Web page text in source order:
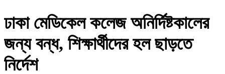
ঢাকা মেডিকেল কলেজ অনির্দিষ্টকালের
জন্য বন্ধ, শিক্ষার্থীদের হল ছাড়তে
নির্দেশ